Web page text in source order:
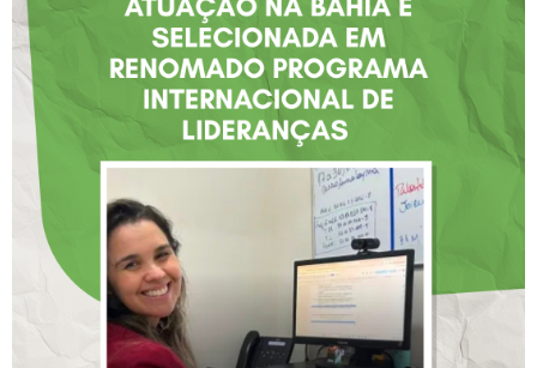
FISIOTERAPEUTA COM
ATUAÇÃO NA BAHIA É
SELECIONADA EM
RENOMADO PROGRAMA
INTERNACIONAL DE
LIDERANÇAS